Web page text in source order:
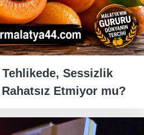
Sessizlik
Etmiyor mu?